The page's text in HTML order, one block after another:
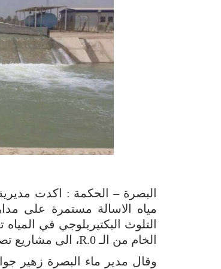
البصرة – الحكمة : اكدت
التلوث البكتيريلوجي في
الخام من الـ R.0، الى مشاريع تصفية المياه.
وقال مدير ماء البصرة زهير